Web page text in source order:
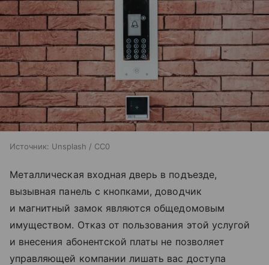
Источник: Unsplash / CC0
Металлическая входная дверь в подъезде,
вызывная панель с кнопками, доводчик
и магнитный замок являются общедомовым
имуществом. Отказ от пользования этой услугой
и внесения абонентской платы не позволяет
управляющей компании лишать вас доступа